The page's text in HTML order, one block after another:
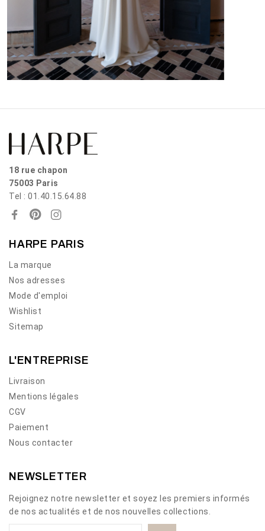
18 rue chapon
75003 Paris
Tel : 01.40.15.64.88
HARPE PARIS
La marque
Nos adresses
Mode d'emploi
Wishlist
Sitemap
L'ENTREPRISE
Livraison
Mentions légales
CGV
Paiement
Nous contacter
NEWSLETTER
Rejoignez notre newsletter et soyez les premiers informés
de nos actualités et de nos nouvelles collections.